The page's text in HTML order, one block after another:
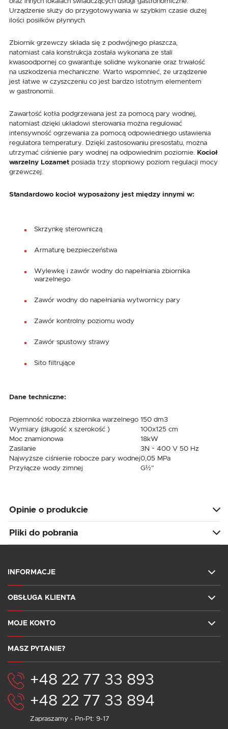
Urządzenie służy do przygotowywania w szybkim czasie dużej
ilości posiłków płynnych.
Zbiornik grzewczy składa się z podwójnego płaszcza,
natomiast cała konstrukcja została wykonana ze stali
kwasoodpornej co gwarantuje solidne wykonanie oraz trwałość
na uszkodzenia mechaniczne. Warto wspomnieć, że urządzenie
jest łatwe w czyszczeniu co jest bardzo istotnym elementem
w gastronomii.
Zawartość kotła podgrzewana jest za pomocą pary wodnej,
natomiast dzięki układowi sterowania można regulować
intensywność ogrzewania za pomocą odpowiedniego ustawienia
regulatora temperatury. Dzięki zastosowaniu presostatu, można
utrzymać ciśnienie pary wodnej na odpowiednim poziomie. Kocioł
warzelny Lozamet posiada trzy stopniowy poziom regulacji mocy
grzewczej.
Standardowo kocioł wyposażony jest między innymi w:
Skrzynkę sterowniczą
Armaturę bezpieczeństwa
Wylewkę i zawór wodny do napełniania zbiornika
warzelnego
Zawór wodny do napełniania wytwornicy pary
Zawór kontrolny poziomu wody
Zawór spustowy strawy
Sito filtrujące
Dane techniczne:
Pojemność robocza zbiornika warzelnego 150 dm3
Wymiary (długość x szerokość )
100x125 cm
Moc znamionowa
18kW
Zasilanie
3N ~ 400 V 50 Hz
Najwyższe ciśnienie robocze pary wodnej0,05 MPa
Przyłącze wody zimnej
G½"
Opinie o produkcie
Pliki do pobrania
INFORMACJE
OBSŁUGA KLIENTA
MOJE KONTO
MASZ PYTANIE?
+48 22 77 33 893
+48 22 77 33 894
Zapraszamy - Pn-Pt: 9-17